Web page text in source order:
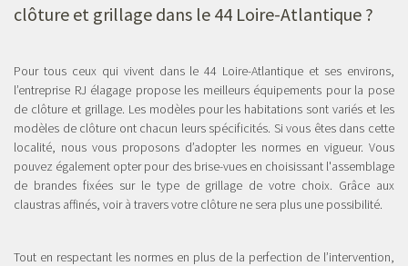
clôture et grillage dans le 44 Loire-Atlantique ?
Pour tous ceux qui vivent dans le 44 Loire-Atlantique et ses environs,
l’entreprise RJ élagage propose les meilleurs équipements pour la pose
de clôture et grillage. Les modèles pour les habitations sont variés et les
modèles de clôture ont chacun leurs spécificités. Si vous êtes dans cette
localité, nous vous proposons d’adopter les normes en vigueur. Vous
pouvez également opter pour des brise-vues en choisissant l'assemblage
de brandes fixées sur le type de grillage de votre choix. Grâce aux
claustras affinés, voir à travers votre clôture ne sera plus une possibilité.
Tout en respectant les normes en plus de la perfection de l’intervention,